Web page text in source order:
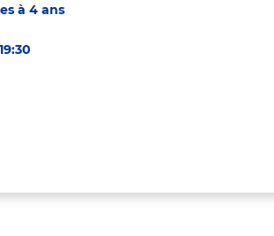
à 4 ans